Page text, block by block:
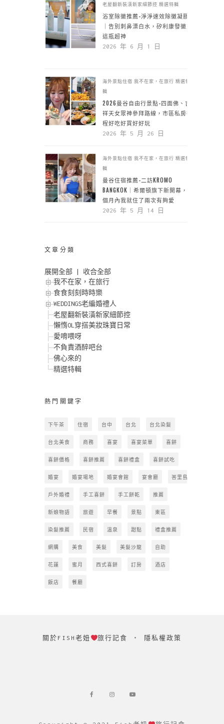
老屋翻新裝潢新家細節控 精選特輯
浴室除黴推薦-淨淨速效除黴凝膠
｜告別刺鼻漂白水，矽利康發黴靠
這瓶超神
2026 年 6 月 1 日
海外景點住宿 我不在家，在旅行 精選特
輯
2026曼谷自由行景點-四面佛、吉
祥天女眾神參拜路線，市區私房行
程好吃好買好好玩
2026 年 5 月 26 日
海外景點住宿 我不在家，在旅行 精選特
輯
曼谷住宿推薦-二訪KROMO
BANGKOK｜希爾頓旗下新開幕，一
個月內我就住了兩次有夠愛
2026 年 5 月 14 日
文章分類
展開全部
收合全部
我不在家，在旅行
食食刻刻時時樂
WEDDINGS老編婚禮人
老屋翻新裝潢新家細節控
懶惰OL穿搭美妝珠寶日常
愛唷喂呀
不負責酒醉吧台
佛心來的
精選特輯
熱門關鍵字
下午茶 住宿 台中 台北 台北染髮
台北美食 商務 喜宴 喜宴菜單 喜餅
喜餅價格 喜餅推薦 喜餅禮盒 喜餅試吃
婚宴 婚宴場地 婚宴會館 宴會廳 峇里島
戶外婚禮 手工喜餅 手工餅乾 推薦
新娘物語 旅遊 早餐 景點 東區
染髮推薦 民宿 溫泉 甜點 禮盒推薦
網購 美食 美髮 美髮沙龍 自助
花蓮 蜜月 西式喜餅 訂房 酒店
飯店 餐廳
關於FISH老妞 旅行記食 ‧ 隱私權政策